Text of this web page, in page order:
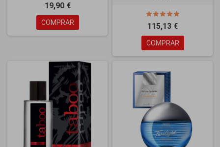
19,90 €
COMPRAR 115,13 €
COMPRAR